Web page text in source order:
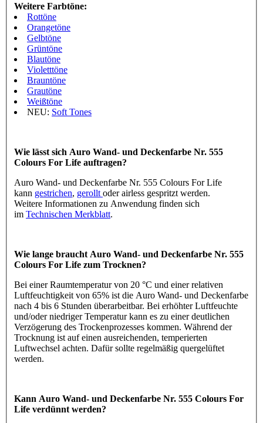
Weitere Farbtöne:
Rottöne
Orangetöne
Gelbtöne
Grüntöne
Blautöne
Violetttöne
Brauntöne
Grautöne
Weißtöne
NEU: Soft Tones
Wie lässt sich Auro Wand- und Deckenfarbe Nr. 555
Colours For Life auftragen?
Auro Wand- und Deckenfarbe Nr. 555 Colours For Life
kann gestrichen, gerollt oder airless gespritzt werden.
Weitere Informationen zu Anwendung finden sich
im Technischen Merkblatt.
Wie lange braucht Auro Wand- und Deckenfarbe Nr. 555
Colours For Life zum Trocknen?
Bei einer Raumtemperatur von 20 °C und einer relativen
Luftfeuchtigkeit von 65% ist die Auro Wand- und Deckenfarbe
nach 4 bis 6 Stunden überarbeitbar. Bei erhöhter Luftfeuchte
und/oder niedriger Temperatur kann es zu einer deutlichen
Verzögerung des Trockenprozesses kommen. Während der
Trocknung ist auf einen ausreichenden, temperierten
Luftwechsel achten. Dafür sollte regelmäßig quergelüftet
werden.
Kann Auro Wand- und Deckenfarbe Nr. 555 Colours For
Life verdünnt werden?